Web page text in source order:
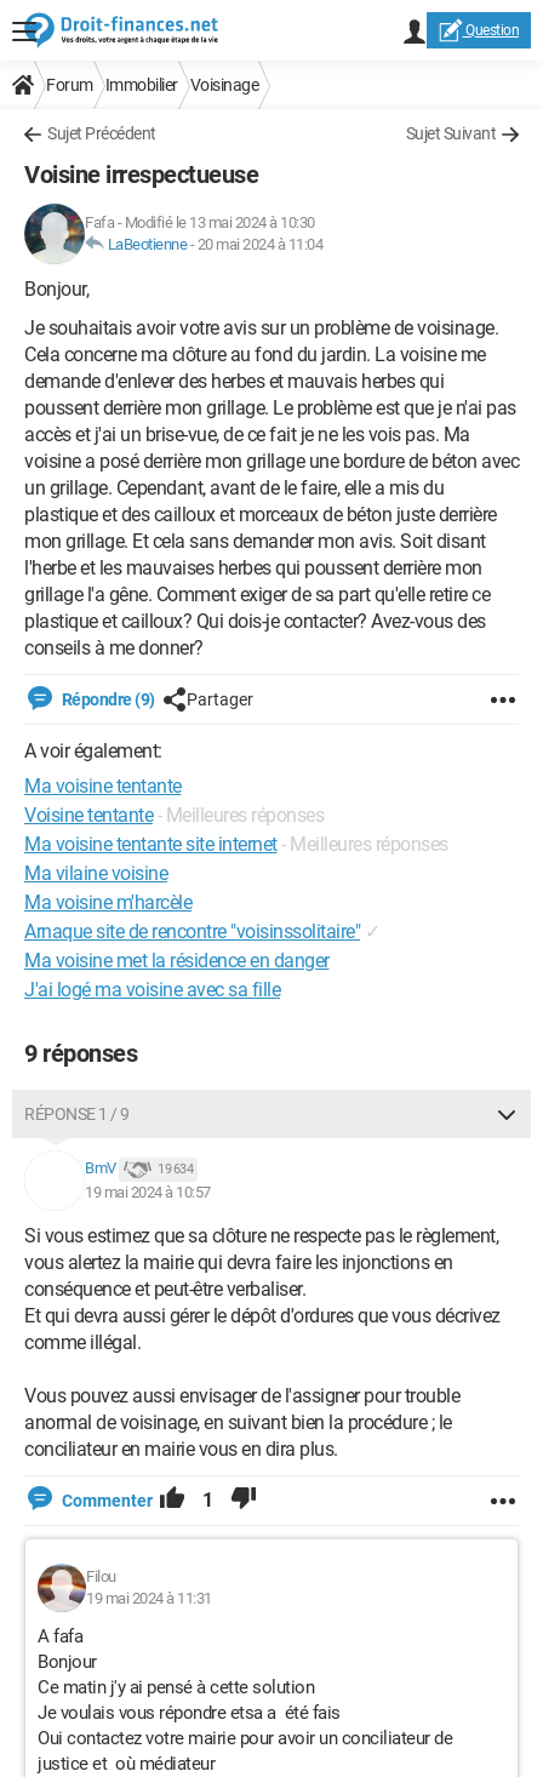
Question
Forum Immobilier Voisinage
Sujet Précédent Sujet Suivant
Voisine irrespectueuse
Fafa- Modifié le 13 mai 2024 à 10:30
LaBeotienne-20 mai 2024 à 11:04
Bonjour,
Je souhaitais avoir votre avis sur un problème de voisinage.
Cela concerne ma clôture au fond du jardin. La voisine me
demande d'enlever des herbes et mauvais herbes qui
poussent derrière mon grillage. Le problème est que je n'ai pas
accès et j'ai un brise-vue, de ce fait je ne les vois pas. Ma
voisine a posé derrière mon grillage une bordure de béton avec
un grillage. Cependant, avant de le faire, elle a mis du
plastique et des cailloux et morceaux de béton juste derrière
mon grillage. Et cela sans demander mon avis. Soit disant
l'herbe et les mauvaises herbes qui poussent derrière mon
grillage l'a gêne. Comment exiger de sa part qu'elle retire ce
plastique et cailloux? Qui dois-je contacter? Avez-vous des
conseils à me donner?
Répondre (9) Partager
A voir également:
Ma voisine tentante
Voisine tentante - Meilleures réponses
Ma voisine tentante site internet- Meilleures réponses
Ma vilaine voisine
Ma voisine m'harcèle
Arnaque site de rencontre "voisinssolitaire" ✓
Ma voisine met la résidence en danger
J'ai logé ma voisine avec sa fille
9 réponses
RÉPONSE 1 / 9
BmV 19 634
19 mai 2024 à 10:57
Si vous estimez que sa clôture ne respecte pas le règlement,
vous alertez la mairie qui devra faire les injonctions en
conséquence et peut-être verbaliser.
Et qui devra aussi gérer le dépôt d'ordures que vous décrivez
comme illégal.
Vous pouvez aussi envisager de l'assigner pour trouble
anormal de voisinage, en suivant bien la procédure ; le
conciliateur en mairie vous en dira plus.
Commenter 1
Filou
19 mai 2024 à 11:31
A fafa
Bonjour
Ce matin j'y ai pensé à cette solution
Je voulais vous répondre etsa a été fais
Oui contactez votre mairie pour avoir un conciliateur de
justice et où médiateur